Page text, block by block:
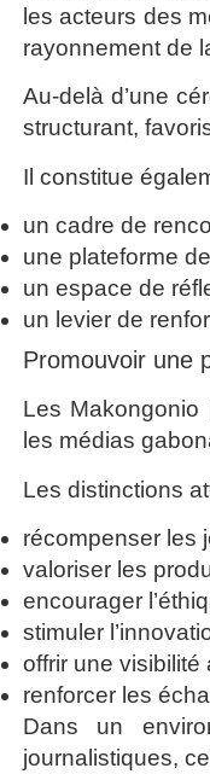
les acteurs des
rayonnement de
Au-delà d’une
structurant,
Il constitue
un cadre de
une plateforme
un espace de
un levier de
Promouvoir une
Les Makongonio
les médias
Les distinctions
récompenser les
valoriser les
encourager
stimuler
offrir une visibilité
renforcer les
Dans un
journalistiques,